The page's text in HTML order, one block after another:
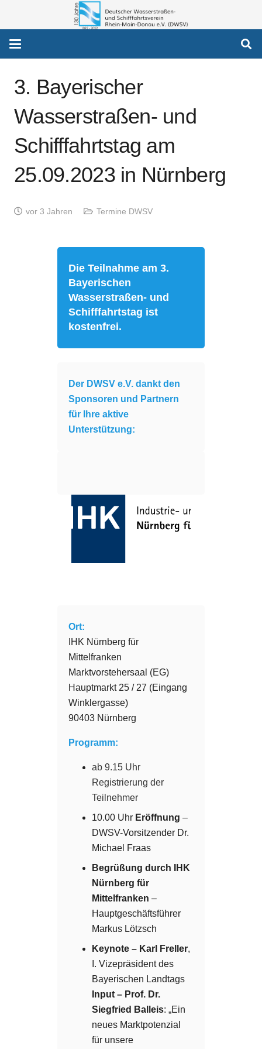
3. Bayerischer
Wasserstraßen- und
Schifffahrtstag am
25.09.2023 in Nürnberg
vor 3 Jahren Termine DWSV
Die Teilnahme am 3.
Bayerischen
Wasserstraßen- und
Schifffahrtstag ist
kostenfrei.
Der DWSV e.V. dankt den
Sponsoren und Partnern
für Ihre aktive
Unterstützung:
Ort:
IHK Nürnberg für
Mittelfranken
Marktvorstehersaal (EG)
Hauptmarkt 25 / 27 (Eingang
Winklergasse)
90403 Nürnberg
Programm:
ab 9.15 Uhr
Registrierung der
Teilnehmer
10.00 Uhr Eröffnung –
DWSV-Vorsitzender Dr.
Michael Fraas
Begrüßung durch IHK
Nürnberg für
Mittelfranken –
Hauptgeschäftsführer
Markus Lötzsch
Keynote – Karl Freller,
I. Vizepräsident des
Bayerischen Landtags
Input – Prof. Dr.
Siegfried Balleis: „Ein
neues Marktpotenzial
für unsere